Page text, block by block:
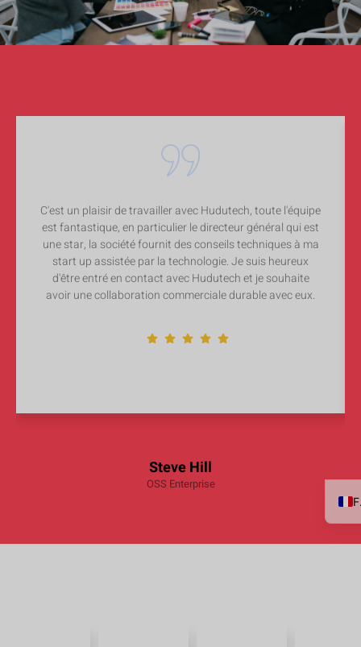
Steve Hill
OSS Enterprise
C'est un plaisir de travailler avec Hudutech, toute l'équipe
est fantastique, en particulier le directeur général qui est
une star, la société fournit des conseils techniques à ma
start up assistée par la technologie. Je suis heureux
d'être entré en contact avec Hudutech et je souhaite
avoir une collaboration commerciale durable avec eux.